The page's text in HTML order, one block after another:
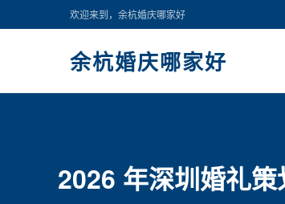
欢迎来到，余杭婚庆哪家好
余杭婚庆哪家好
2026 年深圳婚礼